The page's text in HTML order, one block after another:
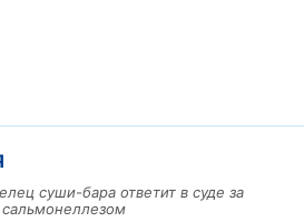
суши-бара ответит в суде за